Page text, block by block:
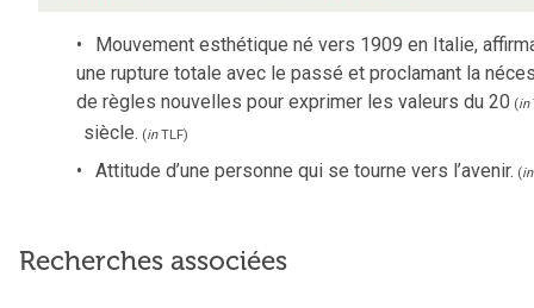
Mouvement esthétique né vers 1909 en Italie,
une rupture totale avec le passé et proclamant la
de règles nouvelles pour exprimer les valeurs du 20 (in
siècle. (inTLF)
Attitude d’une personne qui se tourne vers l’avenir. (in
Recherches associées